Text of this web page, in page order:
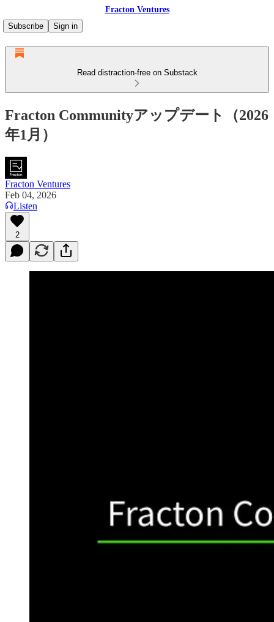
Fracton Ventures
Subscribe
Sign in
Read distraction-free on Substack
Fracton Communityアップデート（2026
年1月）
Fracton Ventures
Feb 04, 2026
Listen
2